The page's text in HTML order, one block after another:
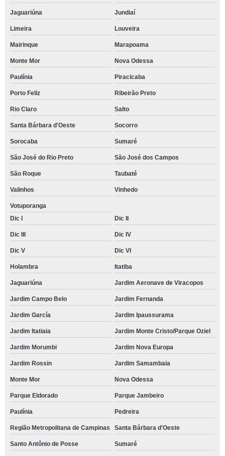
Jaguariúna Jundiaí
Limeira Louveira
Mairinque Marapoama
Monte Mor Nova Odessa
Paulínia Piracicaba
Porto Feliz Ribeirão Preto
Rio Claro Salto
Santa Bárbara d'Oeste Socorro
Sorocaba Sumaré
São José do Rio Preto São José dos Campos
São Roque Taubaté
Valinhos Vinhedo
Votuporanga
Dic I
Dic II
Dic III Dic IV
Dic V Dic VI
Holambra Itatiba
Jaguariúna Jardim Aeronave de Viracopos
Jardim Campo Belo Jardim Fernanda
Jardim García Jardim Ipaussurama
Jardim Itatiaia Jardim Monte Cristo/Parque Oziel
Jardim Morumbi Jardim Nova Europa
Jardim Rossin Jardim Samambaia
Monte Mor Nova Odessa
Parque Eldorado Parque Jambeiro
Paulínia Pedreira
Região Metropolitana de Campinas Santa Bárbara d'Oeste
Santo Antônio de Posse Sumaré